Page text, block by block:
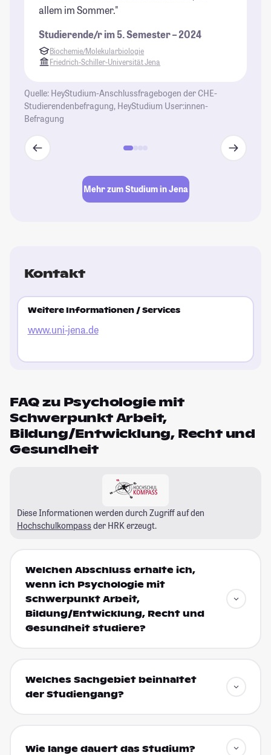
allem im Sommer."
Studierende/r im 5. Semester – 2024
Biochemie/Molekularbiologie
Friedrich-Schiller-Universität Jena
Quelle: HeyStudium-Anschlussfragebogen der CHE-
Studierendenbefragung, HeyStudium User:innen-
Befragung
Mehr zum Studium in Jena
Kontakt
Weitere Informationen / Services
www.uni-jena.de
FAQ zu Psychologie mit
Schwerpunkt Arbeit,
Bildung/Entwicklung, Recht und
Gesundheit
Diese Informationen werden durch Zugriff auf den
Hochschulkompass der HRK erzeugt.
Welchen Abschluss erhalte ich,
wenn ich Psychologie mit
Schwerpunkt Arbeit,
Bildung/Entwicklung, Recht und
Gesundheit studiere?
Welches Sachgebiet beinhaltet
der Studiengang?
Wie lange dauert das Studium?